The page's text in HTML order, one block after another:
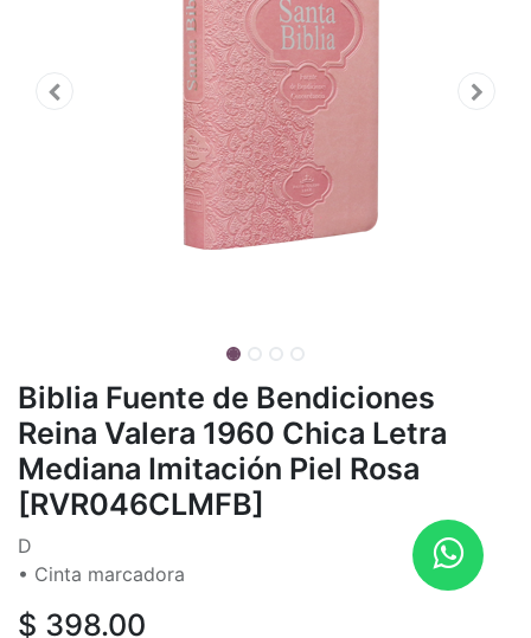
Biblia Fuente de Bendiciones
Reina Valera 1960 Chica Letra
Mediana Imitación Piel Rosa
[RVR046CLMFB]
D
• Cinta marcadora
$ 398.00